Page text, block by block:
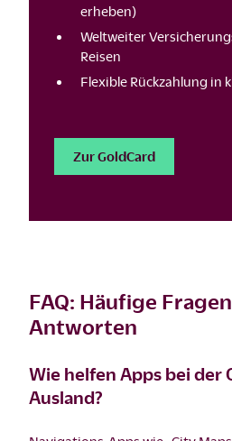
erheben)
Weltweiter
Reisen
Flexible Rückzahlung in
Zur GoldCard
FAQ: Häufige
Antworten
Wie helfen Apps bei der
Ausland?